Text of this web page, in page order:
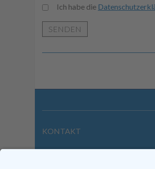
Ich habe die
SENDEN
KONTAKT
Wilhelmstraße 39 | 64646